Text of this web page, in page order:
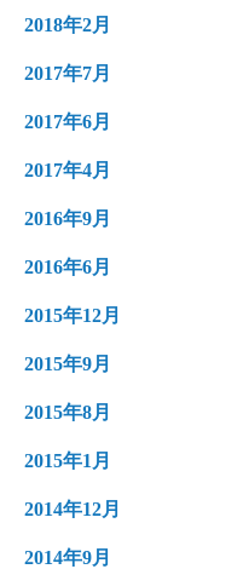
2018年2月
2017年7月
2017年6月
2017年4月
2016年9月
2016年6月
2015年12月
2015年9月
2015年8月
2015年1月
2014年12月
2014年9月